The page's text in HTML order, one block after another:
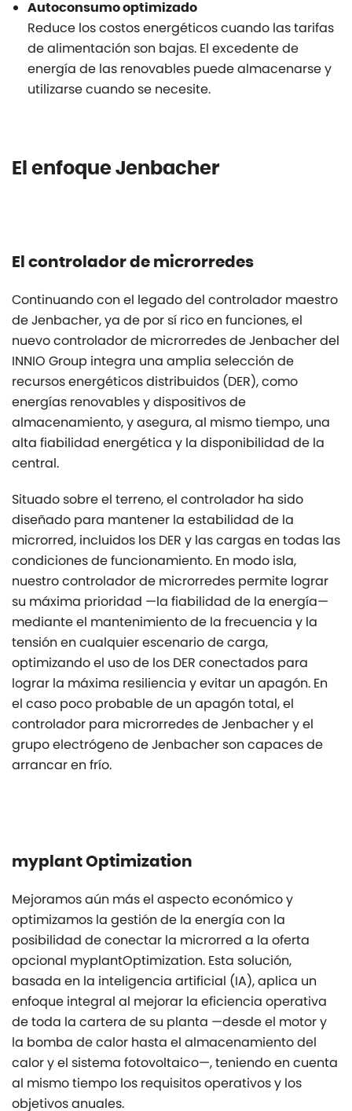
Autoconsumo optimizado
Reduce los costos energéticos cuando las tarifas
de alimentación son bajas. El excedente de
energía de las renovables puede almacenarse y
utilizarse cuando se necesite.
El enfoque Jenbacher
El controlador de microrredes
Continuando con el legado del controlador maestro
de Jenbacher, ya de por sí rico en funciones, el
nuevo controlador de microrredes de Jenbacher del
INNIO Group integra una amplia selección de
recursos energéticos distribuidos (DER), como
energías renovables y dispositivos de
almacenamiento, y asegura, al mismo tiempo, una
alta fiabilidad energética y la disponibilidad de la
central.
Situado sobre el terreno, el controlador ha sido
diseñado para mantener la estabilidad de la
microrred, incluidos los DER y las cargas en todas las
condiciones de funcionamiento. En modo isla,
nuestro controlador de microrredes permite lograr
su máxima prioridad —la fiabilidad de la energía—
mediante el mantenimiento de la frecuencia y la
tensión en cualquier escenario de carga,
optimizando el uso de los DER conectados para
lograr la máxima resiliencia y evitar un apagón. En
el caso poco probable de un apagón total, el
controlador para microrredes de Jenbacher y el
grupo electrógeno de Jenbacher son capaces de
arrancar en frío.
myplant Optimization
Mejoramos aún más el aspecto económico y
optimizamos la gestión de la energía con la
posibilidad de conectar la microrred a la oferta
opcional myplantOptimization. Esta solución,
basada en la inteligencia artificial (IA), aplica un
enfoque integral al mejorar la eficiencia operativa
de toda la cartera de su planta —desde el motor y
la bomba de calor hasta el almacenamiento del
calor y el sistema fotovoltaico—, teniendo en cuenta
al mismo tiempo los requisitos operativos y los
objetivos anuales.